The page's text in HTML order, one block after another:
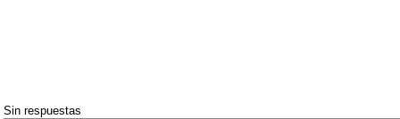
Sin respuestas